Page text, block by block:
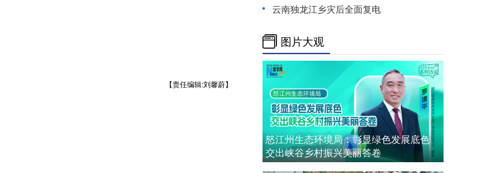
【责任编辑:刘馨蔚】
云南独龙江乡灾后全面复电
图片大观
怒江州生态环境局：彰显绿色发展底色
交出峡谷乡村振兴美丽答卷